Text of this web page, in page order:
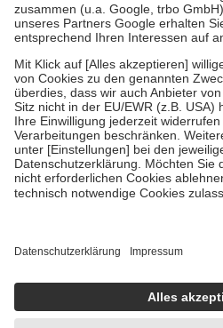
Verordnung.
Um das Engagement der
stärken und die besondere Stellung
fallenkeine Zuzahlungenan bei:
• Kindern und Jugendlichen bis zum
mit Ausnahme der Fahrkosten
• Untersuchungen zur Vorsorge und
GKV getragen werden
• empfohlenen Schutzimpfungen
• Harn- und Blutteststreifen
getroffen, um sicherzustellen, dass es
https://help.etrusted.com/hc/de/
Einige Bilder und Inhalte wurden